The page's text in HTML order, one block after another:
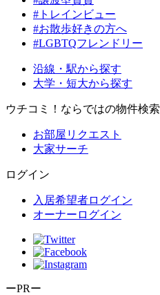
#トレインビュー
#お散歩好きの方へ
#LGBTQフレンドリー
沿線・駅から探す
大学・短大から探す
ウチコミ！ならではの物件検索
お部屋リクエスト
大家サーチ
ログイン
入居希望者ログイン
オーナーログイン
ーPRー